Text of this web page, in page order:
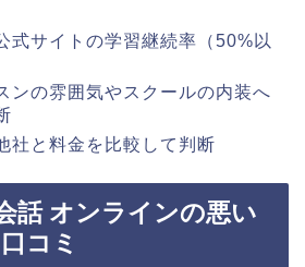
式サイトの学習継続率（50%以
ンの雰囲気やスクールの内装へ
社と料金を比較して判断
話 オンラインの悪い
コミ